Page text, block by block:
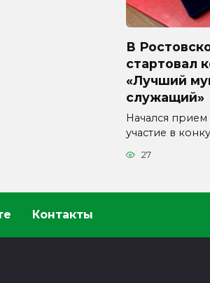
В
стартовал
«Лучший
служащий»
Начался
участие в
27
Контакты